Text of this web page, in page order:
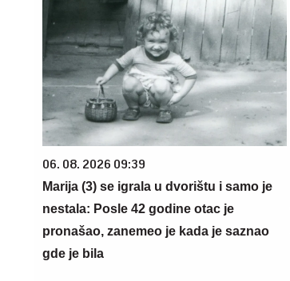
06. 08. 2026 09:39
Marija (3) se igrala u dvorištu i samo je
nestala: Posle 42 godine otac je
pronašao, zanemeo je kada je saznao
gde je bila